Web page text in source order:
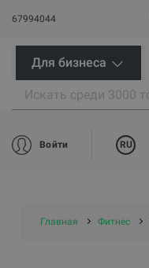
67994044
Для бизнеса
Войти RU
Главная Фитнес